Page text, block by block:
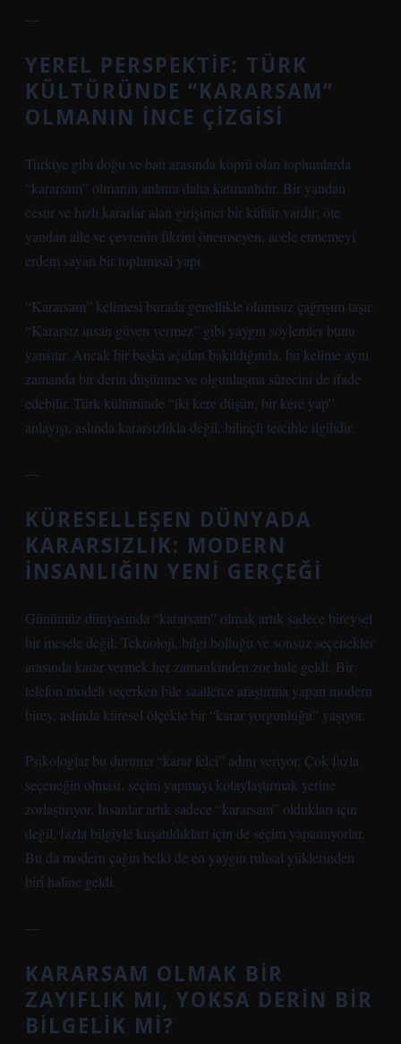
—
YEREL PERSPEKTIF: TÜRK
KÜLTÜRÜNDE “KARARSAM”
OLMANIN İNCE ÇIZGISI
Türkiye gibi doğu ve batı arasında köprü olan toplumlarda
“kararsam” olmanın anlamı daha katmanlıdır. Bir yandan
cesur ve hızlı kararlar alan girişimci bir kültür vardır; öte
yandan aile ve çevrenin fikrini önemseyen, acele etmemeyi
erdem sayan bir toplumsal yapı.
“Kararsam” kelimesi burada genellikle olumsuz çağrışım taşır.
“Kararsız insan güven vermez” gibi yaygın söylemler bunu
yansıtır. Ancak bir başka açıdan bakıldığında, bu kelime aynı
zamanda bir derin düşünme ve olgunlaşma sürecini de ifade
edebilir. Türk kültüründe “iki kere düşün, bir kere yap”
anlayışı, aslında kararsızlıkla değil, bilinçli tercihle ilgilidir.
—
KÜRESELLEŞEN DÜNYADA
KARARSIZLIK: MODERN
İNSANLIĞIN YENI GERÇEĞI
Günümüz dünyasında “kararsam” olmak artık sadece bireysel
bir mesele değil. Teknoloji, bilgi bolluğu ve sonsuz seçenekler
arasında karar vermek her zamankinden zor hale geldi. Bir
telefon modeli seçerken bile saatlerce araştırma yapan modern
birey, aslında küresel ölçekte bir “karar yorgunluğu” yaşıyor.
Psikologlar bu duruma “karar felci” adını veriyor. Çok fazla
seçeneğin olması, seçim yapmayı kolaylaştırmak yerine
zorlaştırıyor. İnsanlar artık sadece “kararsam” oldukları için
değil, fazla bilgiyle kuşatıldıkları için de seçim yapamıyorlar.
Bu da modern çağın belki de en yaygın ruhsal yüklerinden
biri haline geldi.
—
KARARSAM OLMAK BIR
ZAYIFLIK MI, YOKSA DERIN BIR
BILGELIK MI?